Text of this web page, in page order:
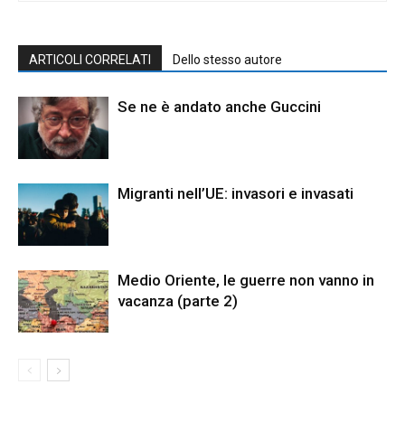
ARTICOLI CORRELATI Dello stesso autore
Se ne è andato anche Guccini
Migranti nell’UE: invasori e invasati
Medio Oriente, le guerre non vanno in
vacanza (parte 2)